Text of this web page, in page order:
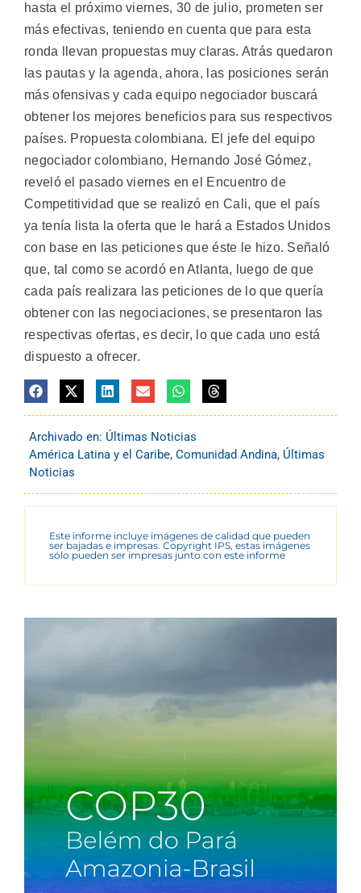
hasta el próximo viernes, 30 de julio, prometen ser
más efectivas, teniendo en cuenta que para esta
ronda llevan propuestas muy claras. Atrás quedaron
las pautas y la agenda, ahora, las posiciones serán
más ofensivas y cada equipo negociador buscará
obtener los mejores beneficios para sus respectivos
países. Propuesta colombiana. El jefe del equipo
negociador colombiano, Hernando José Gómez,
reveló el pasado viernes en el Encuentro de
Competitividad que se realizó en Cali, que el país
ya tenía lista la oferta que le hará a Estados Unidos
con base en las peticiones que éste le hizo. Señaló
que, tal como se acordó en Atlanta, luego de que
cada país realizara las peticiones de lo que quería
obtener con las negociaciones, se presentaron las
respectivas ofertas, es decir, lo que cada uno está
dispuesto a ofrecer.
Archivado en: Últimas Noticias
América Latina y el Caribe, Comunidad Andina, Últimas
Noticias
Este informe incluye imágenes de calidad que pueden
ser bajadas e impresas. Copyright IPS, estas imágenes
sólo pueden ser impresas junto con este informe